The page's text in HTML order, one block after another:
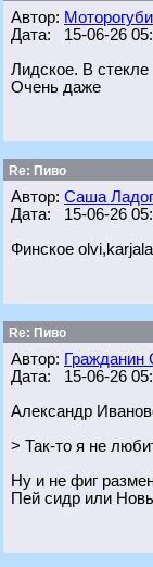
Автор:
Дата: 15-06-26
Лидское. В стекле
Очень даже
Re: Пиво
Автор: Саша
Дата: 15-06-26
Финское
Re: Пиво
Автор: Гражданин
Дата: 15-06-26
Александр
> Так-то я не
Ну и не фиг
Пей сидр или